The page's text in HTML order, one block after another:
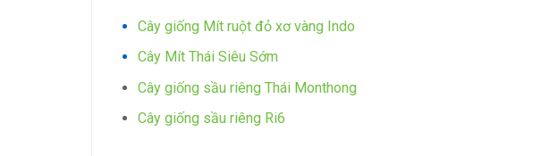
Cây giống Mít ruột đỏ xơ vàng Indo
Cây Mít Thái Siêu Sớm
Cây giống sầu riêng Thái Monthong
Cây giống sầu riêng Ri6